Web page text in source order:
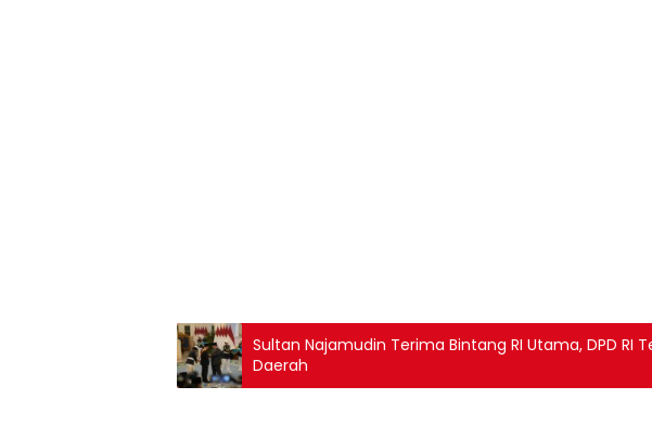
Sultan Najamudin Terima Bintang RI Utama, DPD RI
Daerah